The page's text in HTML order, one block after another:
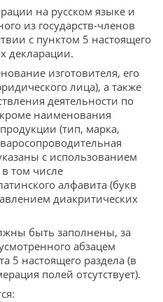
на русском языке и
из государств-членов
с пунктом 5 настоящего
декларации.
изготовителя, его
лица), а также
деятельности по
наименования
(тип, марка,
с использованием
том числе
алфавита (букв
диакритических
быть заполнены, за
абзацем
5 настоящего раздела (в
полей отсутствует).